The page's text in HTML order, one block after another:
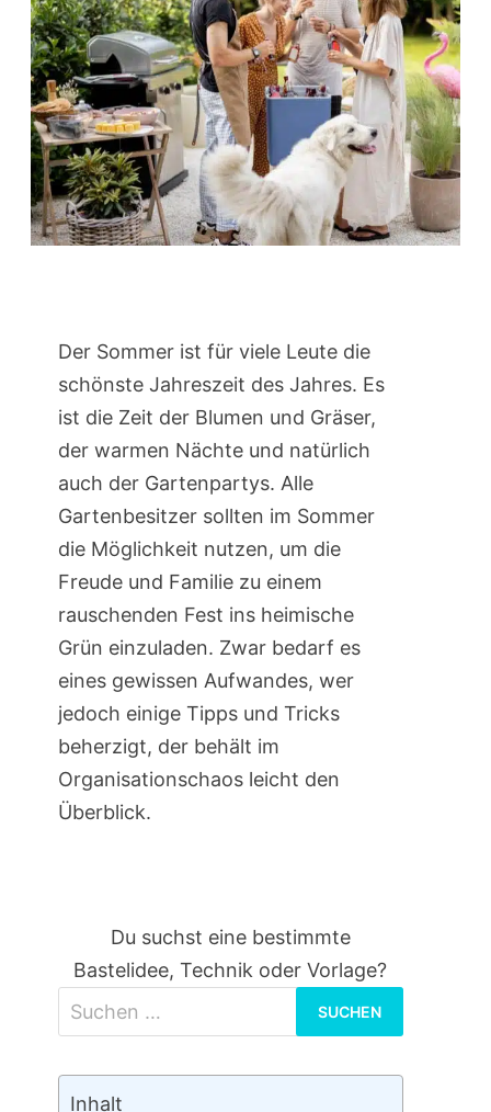
Der Sommer ist für viele Leute die
schönste Jahreszeit des Jahres. Es
ist die Zeit der Blumen und Gräser,
der warmen Nächte und natürlich
auch der Gartenpartys. Alle
Gartenbesitzer sollten im Sommer
die Möglichkeit nutzen, um die
Freude und Familie zu einem
rauschenden Fest ins heimische
Grün einzuladen. Zwar bedarf es
eines gewissen Aufwandes, wer
jedoch einige Tipps und Tricks
beherzigt, der behält im
Organisationschaos leicht den
Überblick.
Du suchst eine bestimmte
Bastelidee, Technik oder Vorlage?
nach:
Inhalt